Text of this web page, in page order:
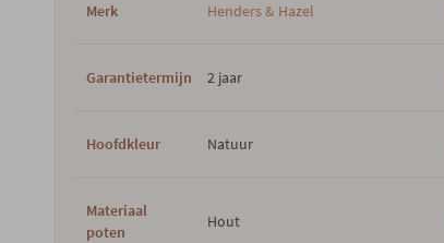
Merk Henders & Hazel
Garantietermijn 2 jaar
Hoofdkleur Natuur
Materiaal
poten
Hout